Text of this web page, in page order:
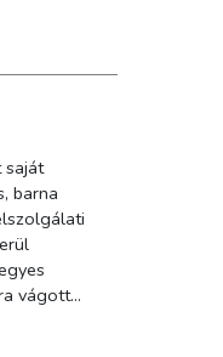
saját
barna